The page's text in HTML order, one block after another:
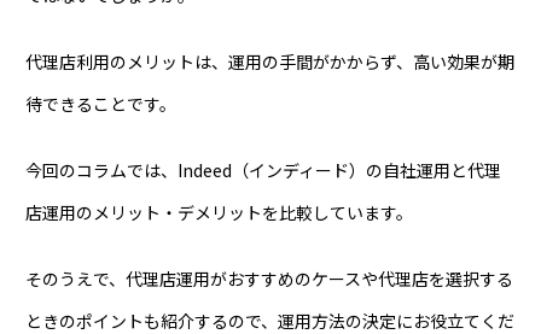
代理店利用のメリットは、運用の手間がかからず、高い効果が期
待できることです。
今回のコラムでは、Indeed（インディード）の自社運用と代理
店運用のメリット・デメリットを比較しています。
そのうえで、代理店運用がおすすめのケースや代理店を選択する
ときのポイントも紹介するので、運用方法の決定にお役立てくだ